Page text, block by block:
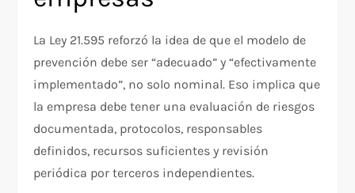
La Ley 21.595 reforzó la idea de que el modelo de
prevención debe ser “adecuado” y “efectivamente
implementado”, no solo nominal. Eso implica que
la empresa debe tener una evaluación de riesgos
documentada, protocolos, responsables
definidos, recursos suficientes y revisión
periódica por terceros independientes.